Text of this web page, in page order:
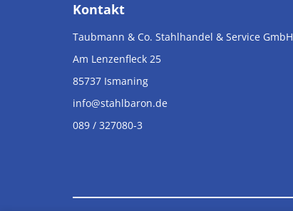
Kontakt
Taubmann & Co. Stahlhandel & Service GmbH
Am Lenzenfleck 25
85737 Ismaning
info@stahlbaron.de
089 / 327080-3